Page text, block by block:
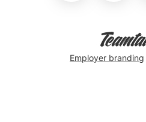
Employer branding